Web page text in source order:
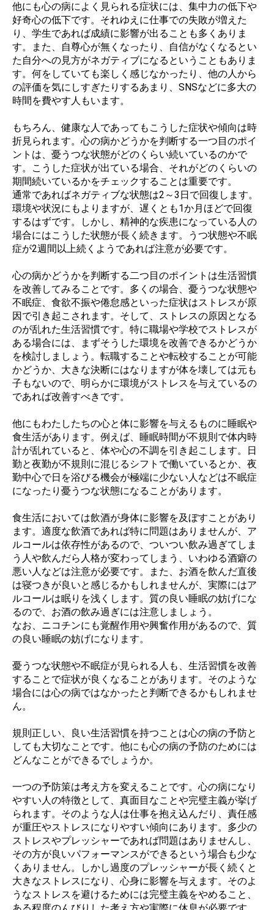
他にも心の病によく見られる症状には、集中力の低下や
好奇心の低下です。それゆえに仕事での失敗が増えた
り、学生であれば成績に影響が出ることも多くありま
す。また、自尊心が無くなったり、自信がなくなるとい
た自分への見方がネガティブになるということもありま
す。何をしていても楽しく感じなかったり、他の人から
の評価を気にしすぎたりするあまり、SNSなどに多大の
時間を費やす人もいます。
もちろん、健康な人であってもこうした症状や傾向は時
折見られます。心の病かどうかを判断する一つ目のポイ
ントは、憂うつな状態がどのくらい続いているのかで
す。こうした症状が出ている場合、それがどのくらいの
期間続いているかをチェックすることは重要です。
通常であればネガティブな状態は2～3日で回復します。
環境や状況にもよりますが、遅くとも1か月ほどで回復
するはずです。しかし、精神的な疾患になっている人の
場合にはこうした状態が長く続きます。うつ状態や不眠
症が2週間以上続くようであれば注意が必要です。
心の病かどうかを判断する二つ目のポイントは生活習慣
を改善してみることです。多くの場合、憂うつな状態や
不眠症、食欲不振や倦怠感といった症状はストレスが原
因で引き起こされます。そして、ストレスの原因となる
のが乱れた生活習慣です。特に職場や学校でストレスが
ある場合には、まずそうした環境を改善できるかどうか
を検討しましょう。転職することや転校することが可能
かどうか、大きな決断にはなりますが体を壊しては元も
子もないので、明らかに環境がストレスを与えているの
であれば改善すべきです。
他にもわたしたちの心と体に影響を与えるものに睡眠や
食生活があります。例えば、睡眠時間が不規則で体内時
計が乱れていると、体や心の不調を引き起こします。日
勤と夜勤が不規則に混じるシフトで働いているとか、夜
勤中心で日を浴びる機会が極端に少ない人などは不眠症
になったり憂うつな状態になることがあります。
食生活においては飲酒が身体に影響を及ぼすことがあり
ます。適度な飲酒であれば特に問題はありませんが、ア
ルコールは依存性があるので、ついつい飲み過ぎてしま
う人や飲んだら人格が変わってしまう、いわゆる酒癖の
悪い人などは注意が必要です。また、お酒を飲んだ直後
は寝つきが良いと感じるかもしれませんが、実際にはア
ルコールは眠りを浅くします。質の良い睡眠の妨げにな
るので、お酒の飲み過ぎには注意しましょう。
なお、ニコチンにも覚醒作用や興奮作用があるので、質
の良い睡眠の妨げになります。
憂うつな状態や不眠症が見られる人も、生活習慣を改善
することで症状が良くなることがあります。そのような
場合には心の病ではなかったと判断できるかもしれませ
ん。
規則正しい、良い生活習慣を持つことは心の病の予防と
しても大切なことです。他にも心の病の予防のためには
どんなことができるでしょうか。
一つの予防策は考え方を変えることです。心の病になり
やすい人の特徴として、真面目なことや完璧主義が挙げ
られます。そのような人は仕事を抱え込んだり、責任感
が重圧やストレスになりやすい傾向にあります。多少の
ストレスやプレッシャーであれば問題はありませんし、
その方が良いパフォーマンスができるという場合も少な
くありません。しかし過度のプレッシャーが長く続くと
大きなストレスになり、心身に影響を与えます。そのよ
うなストレスを避けるためには完璧主義をやめること、